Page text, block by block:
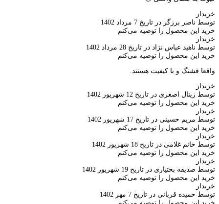
خریدار
توسط ناصر برزگر در تاریخ 7 مرداد 1402
خرید این محصول را توصیه می‌کنم
خریدار
توسط ناهید عباس نژاد در تاریخ 28 مرداد 1402
خرید این محصول را توصیه می‌کنم
واقعا قشنگ و با کیفیت هستند.
خریدار
توسط زینال اصغری در تاریخ 12 شهریور 1402
خرید این محصول را توصیه می‌کنم
خریدار
توسط مریم حسینی در تاریخ 17 شهریور 1402
خرید این محصول را توصیه می‌کنم
خریدار
توسط خانم غلامی در تاریخ 18 شهریور 1402
خرید این محصول را توصیه می‌کنم
خریدار
توسط صدیقه بختیاری در تاریخ 19 شهریور 1402
خرید این محصول را توصیه می‌کنم
خریدار
توسط حمیده قربانی در تاریخ 7 مهر 1402